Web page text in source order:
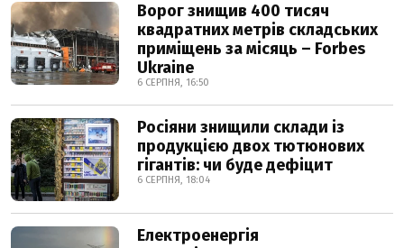
Ворог знищив 400 тисяч
квадратних метрів складських
приміщень за місяць – Forbes
Ukraine
6 СЕРПНЯ, 16:50
Росіяни знищили склади із
продукцією двох тютюнових
гігантів: чи буде дефіцит
6 СЕРПНЯ, 18:04
Електроенергія